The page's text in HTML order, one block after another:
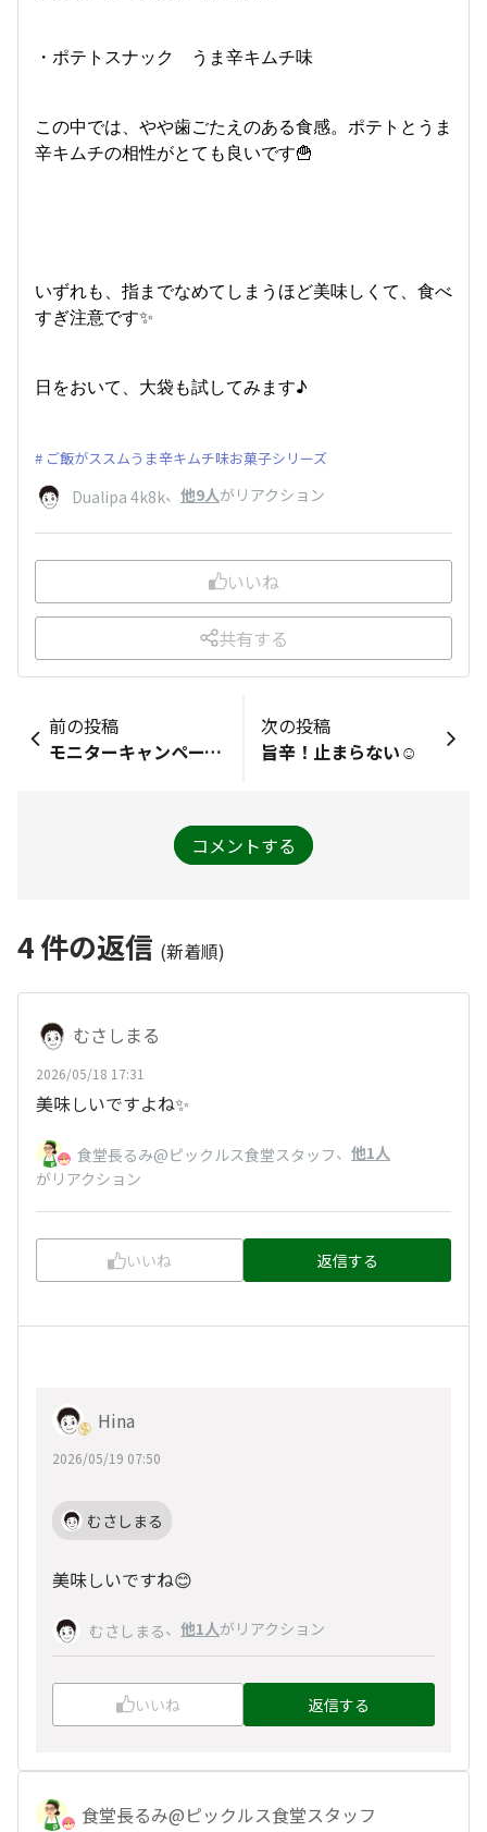
・ポテトスナック うま辛キムチ味
この中では、やや歯ごたえのある食感。ポテトとうま
辛キムチの相性がとても良いです🍟
いずれも、指までなめてしまうほど美味しくて、食べ
すぎ注意です✨
日をおいて、大袋も試してみます♪
ご飯がススムうま辛キムチ味お菓子シリーズ
Dualipa 4k8k、 他9人がリアクション
いいね
共有する
前の投稿
モニターキャンペーンに当選しました！
次の投稿
旨辛！止まらない☺️
コメントする
4件の返信 (新着順)
むさしまる
2026/05/18 17:31
美味しいですよね✨️
食堂長るみ@ピックルス食堂スタッフ、 他1人
がリアクション
いいね 返信する
Hina
2026/05/19 07:50
むさしまる
美味しいですね😊
むさしまる、 他1人がリアクション
いいね 返信する
食堂長るみ@ピックルス食堂スタッフ